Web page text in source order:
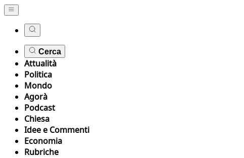
Cerca
Attualità
Politica
Mondo
Agorà
Podcast
Chiesa
Idee e Commenti
Economia
Rubriche